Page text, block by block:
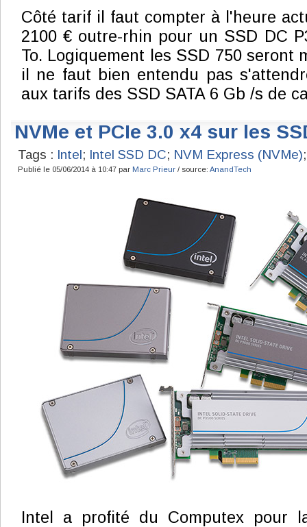
Côté tarif il faut compter à l'heure
2100 € outre-rhin pour un SSD DC
To. Logiquement les SSD 750 seront
il ne faut bien entendu pas
aux tarifs des SSD SATA 6 Gb /s de
NVMe et PCIe 3.0 x4 sur les
Tags : Intel; Intel SSD DC; NVM Express (NVMe)
Publié le 05/06/2014 à 10:47 par Marc Prieur / source: AnandTech
Intel a profité du Computex pour